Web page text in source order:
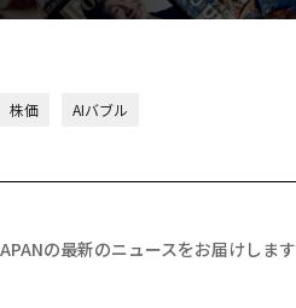
株価 AIバブル
の最新のニュースをお届けします